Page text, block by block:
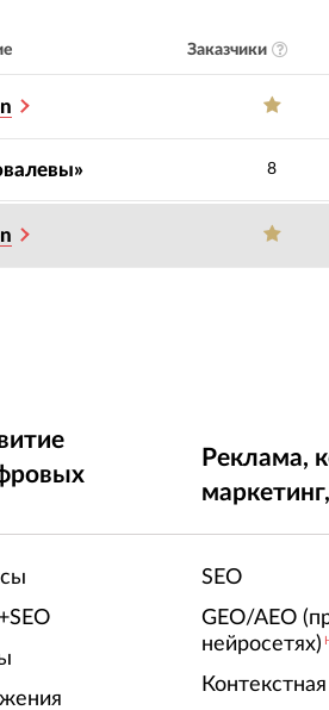
Заказчики
8
Реклама,
SEO
GEO/AEO
нейросетях)